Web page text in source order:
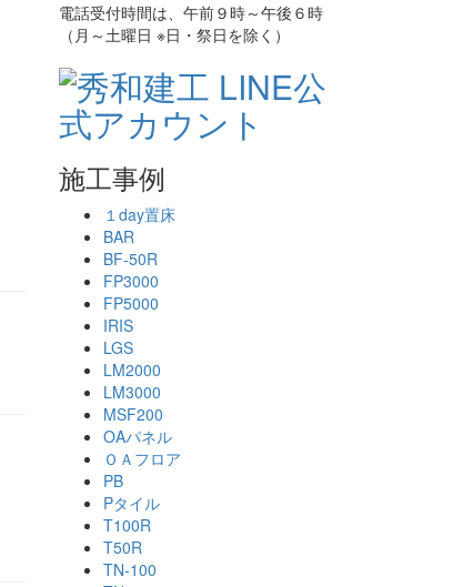
電話受付時間は、午前９時～午後６時
（月～土曜日 ※日・祭日を除く）
施工事例
１day置床
BAR
BF-50R
FP3000
FP5000
IRIS
LGS
LM2000
LM3000
MSF200
OAパネル
ＯＡフロア
PB
Pタイル
T100R
T50R
TN-100